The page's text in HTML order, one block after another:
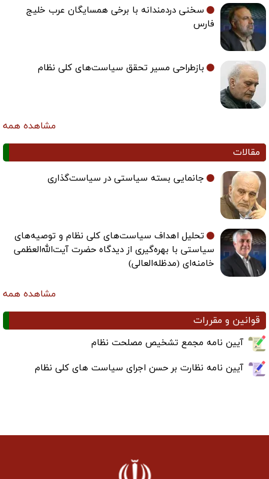
سخنی دردمندانه با برخی همسایگان عرب خلیج
فارس
بازطراحی مسیر تحقق سیاست‌های کلی نظام
مشاهده همه
مقالات
جانمایی بسته سیاستی در سیاست‌گذاری
تحلیل اهداف سیاست‌های کلی نظام و توصیه‌های
سیاستی با بهره‌گیری از دیدگاه حضرت آیت‌الله‌العظمی
خامنه‌ای (مدظله‌العالی)
مشاهده همه
قوانین و مقررات
آیین نامه مجمع تشخیص مصلحت نظام
آیین نامه نظارت بر حسن اجرای سیاست های کلی نظام